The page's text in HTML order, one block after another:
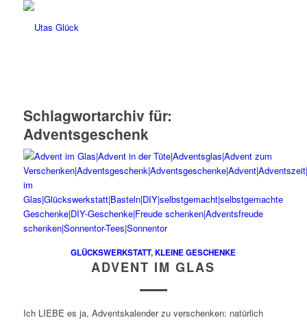
Schlagwortarchiv für:
Adventsgeschenk
GLÜCKSWERKSTATT,KLEINE GESCHENKE
ADVENT IM GLAS
Ich LIEBE es ja, Adventskalender zu verschenken: natürlich